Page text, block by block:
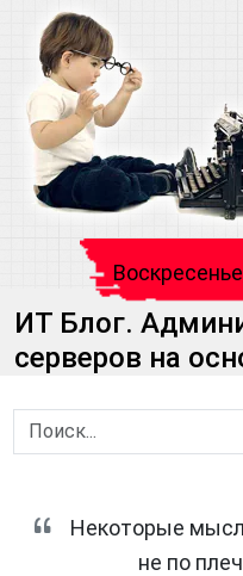
ИТ Блог.
серверов на
Некоторые
не по